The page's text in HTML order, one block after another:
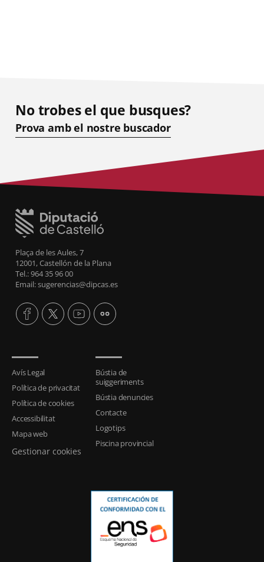
No trobes el que busques?
Prova amb el nostre buscador
Plaça de les Aules, 7
12001, Castellón de la Plana
Tel.: 964 35 96 00
Email: sugerencias@dipcas.es
Avís Legal
Política de privacitat
Política de cookies
Accessibilitat
Mapa web
Gestionar cookies
Bústia de
suiggeriments
Bústia denuncies
Contacte
Logotips
Piscina provincial